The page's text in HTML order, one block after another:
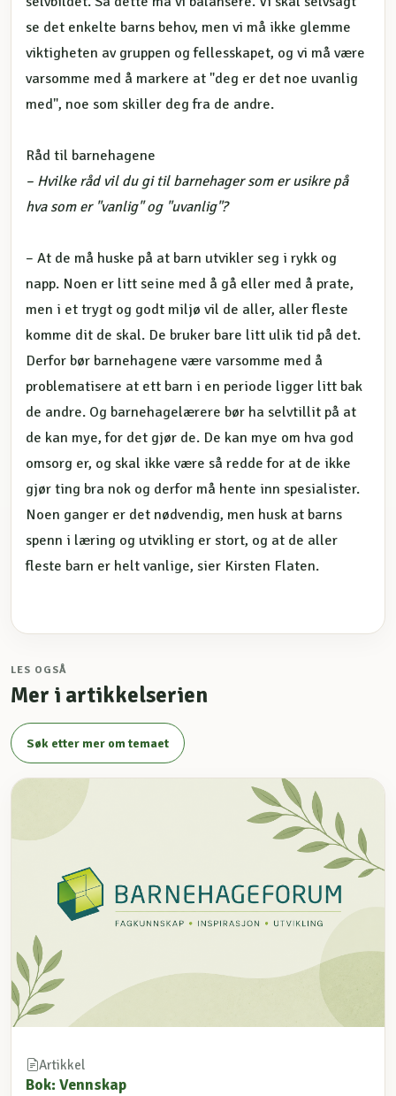
se det enkelte barns behov, men vi må ikke glemme
viktigheten av gruppen og fellesskapet, og vi må være
varsomme med å markere at "deg er det noe uvanlig
med", noe som skiller deg fra de andre.
Råd til barnehagene
– Hvilke råd vil du gi til barnehager som er usikre på
hva som er "vanlig" og "uvanlig"?
– At de må huske på at barn utvikler seg i rykk og
napp. Noen er litt seine med å gå eller med å prate,
men i et trygt og godt miljø vil de aller, aller fleste
komme dit de skal. De bruker bare litt ulik tid på det.
Derfor bør barnehagene være varsomme med å
problematisere at ett barn i en periode ligger litt bak
de andre. Og barnehagelærere bør ha selvtillit på at
de kan mye, for det gjør de. De kan mye om hva god
omsorg er, og skal ikke være så redde for at de ikke
gjør ting bra nok og derfor må hente inn spesialister.
Noen ganger er det nødvendig, men husk at barns
spenn i læring og utvikling er stort, og at de aller
fleste barn er helt vanlige, sier Kirsten Flaten.
LES OGSÅ
Mer i artikkelserien
Søk etter mer om temaet
Artikkel
Bok: Vennskap